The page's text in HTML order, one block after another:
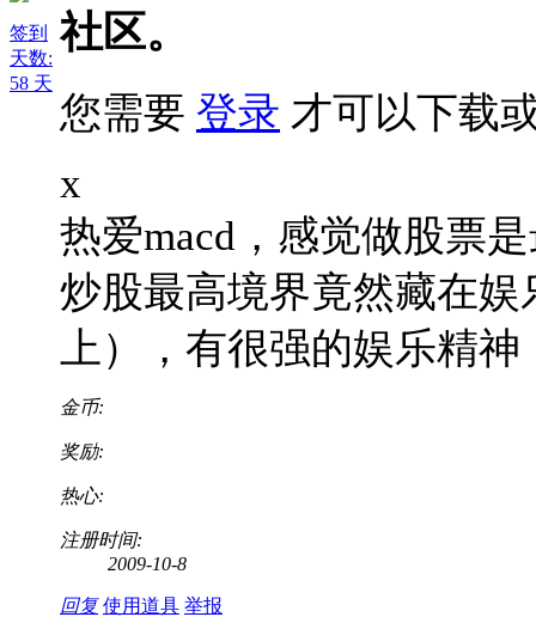
签到
天数:
58 天
社区。
您需要 登录 才可以下载
x
热爱macd，感觉做股票
炒股最高境界竟然藏在
上），有很强的娱乐精神
金币:
奖励:
热心:
注册时间:
2009-10-8
回复 使用道具 举报